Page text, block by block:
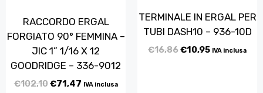
RACCORDO ERGAL
FORGIATO 90° FEMMINA –
JIC 1” 1/16 X 12
GOODRIDGE – 336-9012
€102,10€71,47 IVA inclusa
TERMINALE IN ERGAL PER
TUBI DASH10 – 936-10D
€16,86€10,95 IVA inclusa